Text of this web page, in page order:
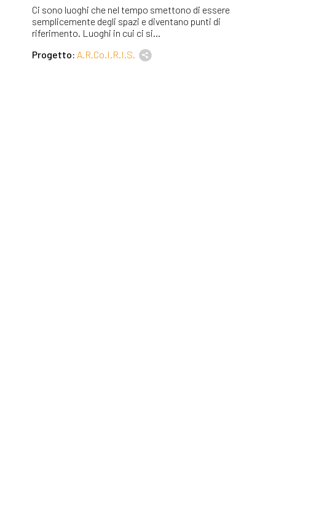
Ci sono luoghi che nel tempo smettono di essere
semplicemente degli spazi e diventano punti di
riferimento. Luoghi in cui ci si...
Progetto: A.R.Co.I.R.I.S.